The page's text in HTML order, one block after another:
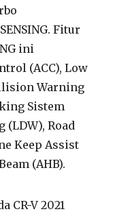
Fitur
ini
(ACC), Low
Warning
Sistem
(LDW), Road
Keep Assist
(AHB).
CR-V 2021